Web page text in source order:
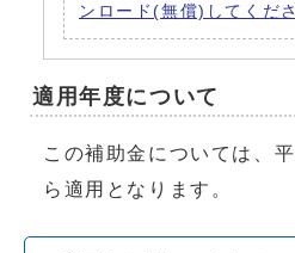
ンロード(無償)してくだ
適用年度について
この補助金については、
ら適用となります。